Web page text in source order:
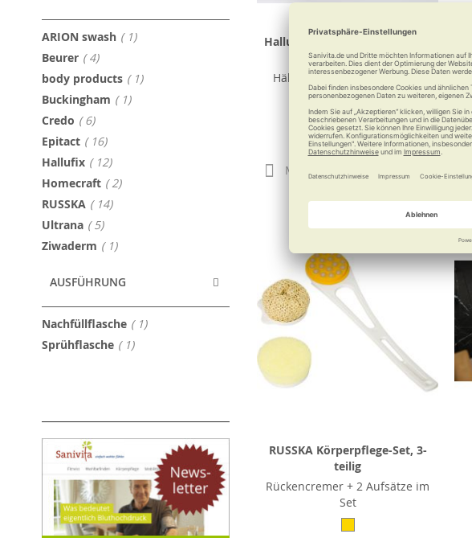
Hallufix Hallux-valgus-Schiene
Slim Comfort 2.0
Hält mobil bei Hallux valgus
79,90 €
Merken
RUSSKA Körperpflege-Set, 3-
teilig
Rückencremer + 2 Aufsätze im
Set
ARION swash 1Artikel
Beurer 4Artikel
body products 1Artikel
Buckingham 1Artikel
Credo 6Artikel
Epitact 16Artikel
Hallufix 12Artikel
Homecraft 2Artikel
RUSSKA 14Artikel
Ultrana 5Artikel
Ziwaderm 1Artikel
AUSFÜHRUNG
Nachfüllflasche 1Artikel
Sprühflasche 1Artikel